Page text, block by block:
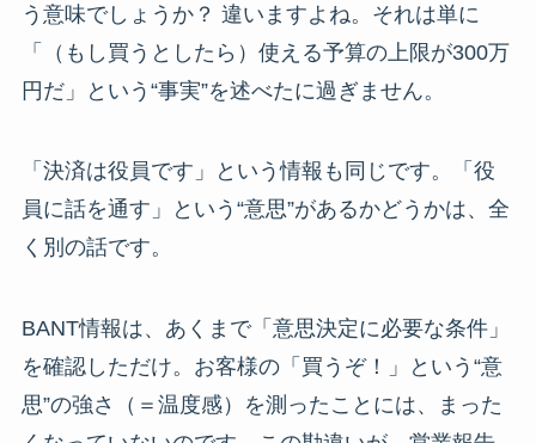
う意味でしょうか？ 違いますよね。それは単に
「（もし買うとしたら）使える予算の上限が300万
円だ」という“事実”を述べたに過ぎません。
「決済は役員です」という情報も同じです。「役
員に話を通す」という“意思”があるかどうかは、全
く別の話です。
BANT情報は、あくまで「意思決定に必要な条件」
を確認しただけ。お客様の「買うぞ！」という“意
思”の強さ（＝温度感）を測ったことには、まった